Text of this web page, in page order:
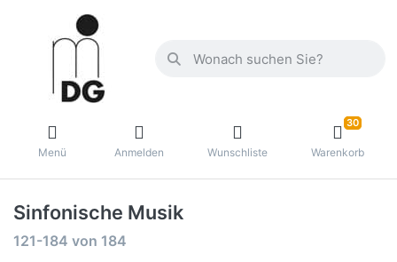
Menü Anmelden Wunschliste
30
Warenkorb
Sinfonische Musik
121-184 von 184